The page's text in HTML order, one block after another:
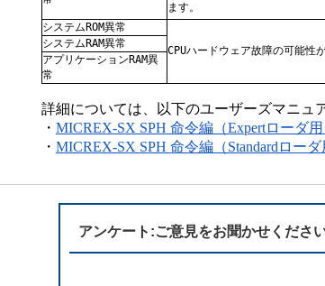
ます。
システムROM異常
CPUハードウェア故障の可能性
システムRAM異常
アプリケーションRAM異
常
詳細については、以下のユーザーズマニュ
・ MICREX-SX SPH 命令編（Expertローダ
・ MICREX-SX SPH 命令編（Standardロー
アンケート:ご意見をお聞かせくださ